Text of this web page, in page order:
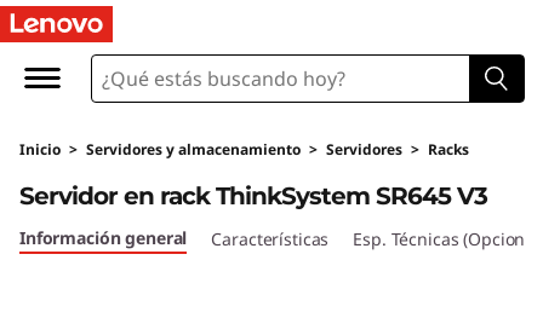
T
h
n
k
Inicio > Servidores y almacenamiento > Servidores > Racks
Servidor en rack ThinkSystem SR645 V3
Información general Características Esp. Técnicas